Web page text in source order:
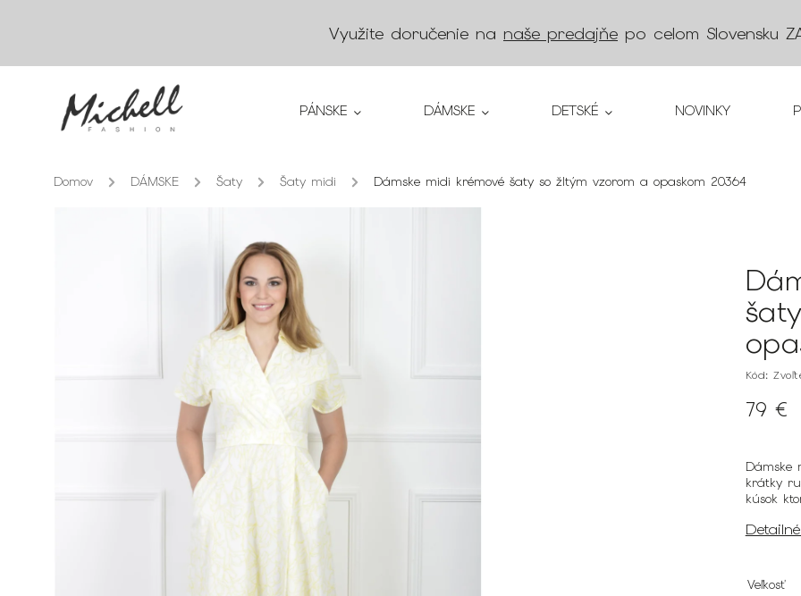
Využite doručenie na naše predajňe po celom Slovensku
PÁNSKE DÁMSKE DETSKÉ NOVINKY
Domov / DÁMSKE / Šaty / Šaty midi / Dámske midi krémové šaty so žltým vzorom a opaskom 20364
Kód:
79 €
Dámske
krátky
kúsok
Veľkosť